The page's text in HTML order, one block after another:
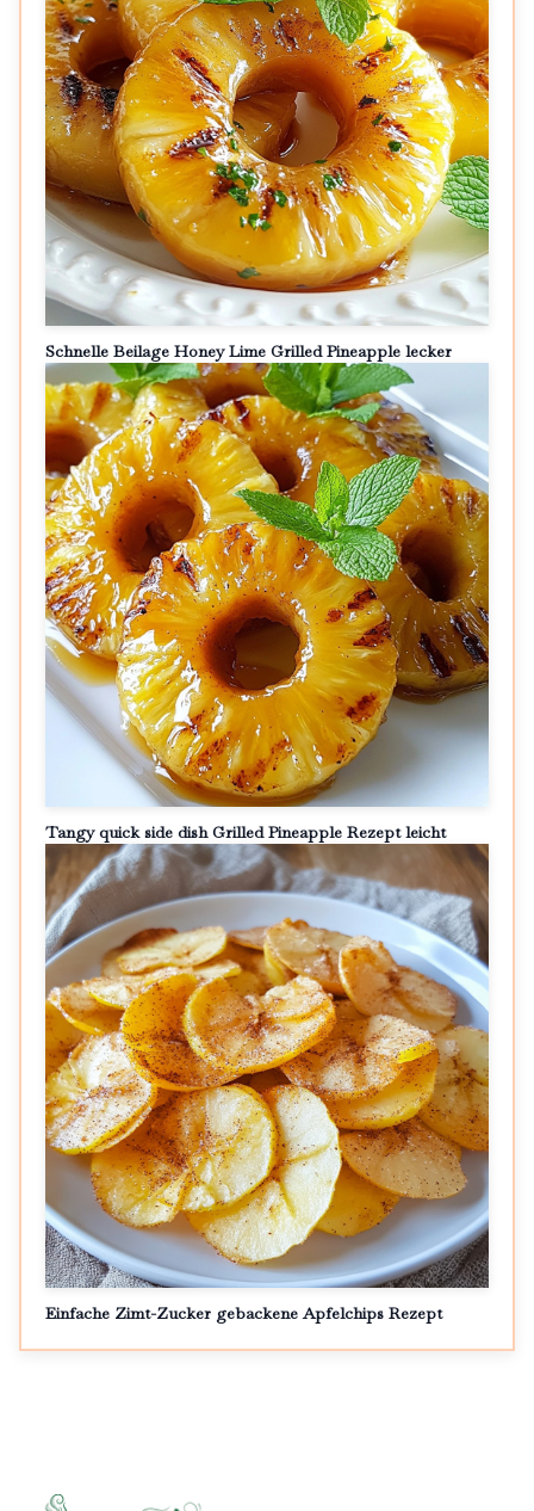
Schnelle Beilage Honey Lime Grilled Pineapple lecker
Tangy quick side dish Grilled Pineapple Rezept leicht
Einfache Zimt-Zucker gebackene Apfelchips Rezept